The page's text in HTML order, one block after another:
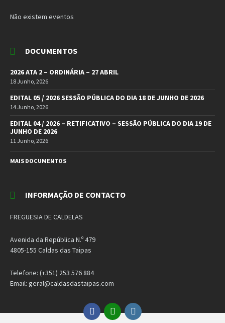
Não existem eventos
DOCUMENTOS
2026 ATA 2 – ORDINÁRIA – 27 ABRIL
18 Junho, 2026
EDITAL 05 / 2026 SESSÃO PÚBLICA DO DIA 18 DE JUNHO DE 2026
14 Junho, 2026
EDITAL 04 / 2026 – RETIFICATIVO – SESSÃO PÚBLICA DO DIA 19 DE
JUNHO DE 2026
11 Junho, 2026
MAIS DOCUMENTOS
INFORMAÇÃO DE CONTACTO
FREGUESIA DE CALDELAS
Avenida da República N.º 479
4805-155 Caldas das Taipas
Telefone: (+351) 253 576 884
Email: geral@caldasdastaipas.com
Facebook
EmailInstagram